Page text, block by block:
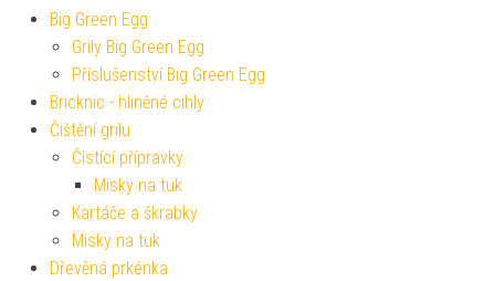
Big Green Egg
Grily Big Green Egg
Příslušenství Big Green Egg
Bricknic - hliněné cihly
Čištění grilu
Čistící přípravky
Misky na tuk
Kartáče a škrabky
Misky na tuk
Dřevěná prkénka